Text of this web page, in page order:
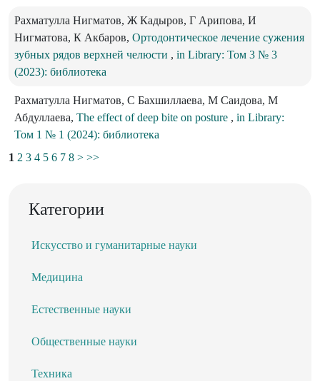
Рахматулла Нигматов, Ж Кадыров, Г Арипова, И
Нигматова, К Акбаров, Ортодонтическое лечение сужения
зубных рядов верхней челюсти , in Library: Том 3 № 3
(2023): библиотека
Рахматулла Нигматов, С Бахшиллаева, М Саидова, М
Абдуллаева, The effect of deep bite on posture , in Library:
Том 1 № 1 (2024): библиотека
1 2 3 4 5 6 7 8 > >>
Категории
Искусство и гуманитарные науки
Медицина
Естественные науки
Общественные науки
Техника